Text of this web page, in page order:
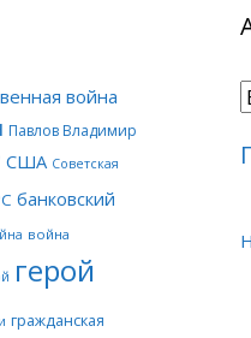
война
Павлов Владимир
США Советская
банковский
война
герой
гражданская